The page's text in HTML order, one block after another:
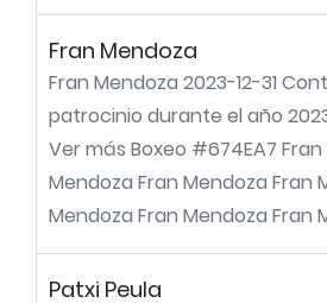
Fran Mendoza
Fran Mendoza 2023-12-31
patrocinio durante el año
Ver más Boxeo #674EA7
Mendoza Fran Mendoza Fran
Mendoza Fran Mendoza Fran
Patxi Peula